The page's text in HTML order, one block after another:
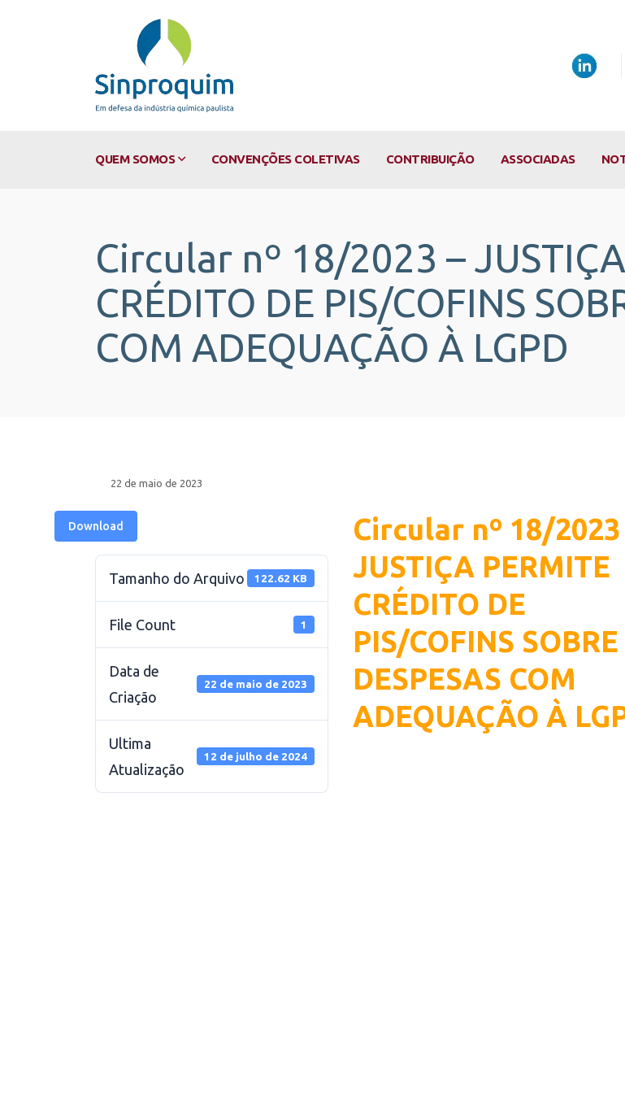
QUEM SOMOS CONVENÇÕES COLETIVAS CONTRIBUIÇÃO ASSOCIADAS
Circular nº 18/2023 –
CRÉDITO DE PIS/COFINS
COM ADEQUAÇÃO À LGPD
22 de maio de 2023
Download
Tamanho do Arquivo 122.62 KB
File Count 1
Data de
Criação
22 de maio de 2023
Ultima
Atualização
12 de julho de 2024
Circular nº 18/2023
JUSTIÇA PERMITE
CRÉDITO DE
PIS/COFINS SOBRE
DESPESAS COM
ADEQUAÇÃO À